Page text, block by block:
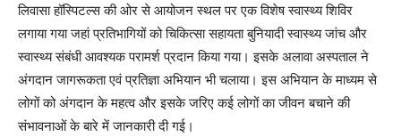
लिवासा हॉस्पिटल्स की ओर से आयोजन स्थल पर एक विशेष स्वास्थ्य शिविर
लगाया गया जहां प्रतिभागियों को चिकित्सा सहायता बुनियादी स्वास्थ्य जांच और
स्वास्थ्य संबंधी आवश्यक परामर्श प्रदान किया गया। इसके अलावा अस्पताल ने
अंगदान जागरूकता एवं प्रतिज्ञा अभियान भी चलाया। इस अभियान के माध्यम से
लोगों को अंगदान के महत्व और इसके जरिए कई लोगों का जीवन बचाने की
संभावनाओं के बारे में जानकारी दी गई।